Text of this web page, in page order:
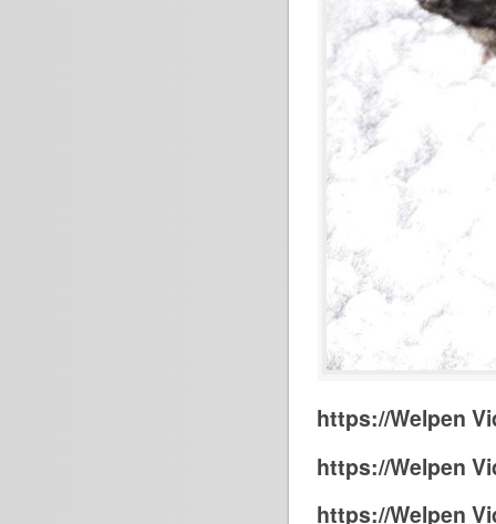
https://Welpen
https://Welpen
https://Welpen